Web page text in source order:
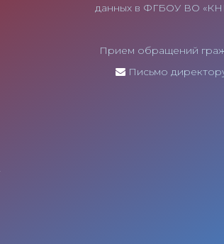
данных в ФГБОУ ВО
Прием обращений
Письмо